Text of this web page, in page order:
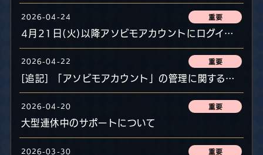
2026-04-24
4月21日(火)以降アソビモアカウントにログインする際に「ログイン制限中」と表示され、ログインできないお客様へ
2026-04-22
[追記] 「アソビモアカウント」の管理に関するお知らせとパスワード変更のお願い
2026-04-20
大型連休中のサポートについて
2026-03-30